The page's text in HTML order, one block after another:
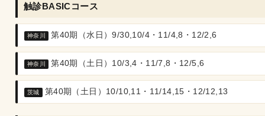
触診BASICコース
神奈川 第40期（水日）9/30,10/4・11/4,8・12/2,6
神奈川 第40期（土日）10/3,4・11/7,8・12/5,6
茨城 第40期（土日）10/10,11・11/14,15・12/12,13